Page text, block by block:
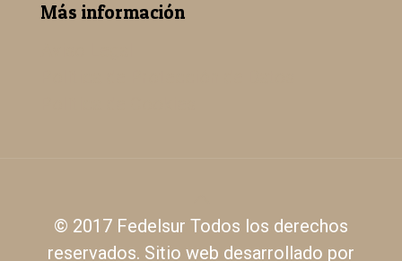
Más información
© 2017 Fedelsur Todos los derechos
reservados. Sitio web desarrollado por